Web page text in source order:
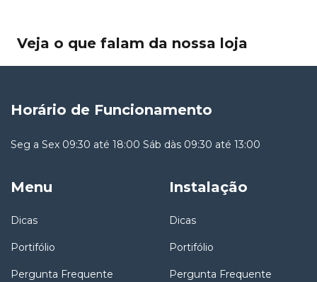
Veja o que falam da nossa loja
Horário de Funcionamento
Seg a Sex 09:30 até 18:00 Sáb dàs 09:30 até 13:00
Menu
Dicas
Portifólio
Pergunta Frequente
Instalação
Dicas
Portifólio
Pergunta Frequente